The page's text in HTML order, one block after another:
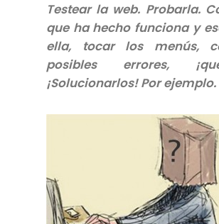
Testear la web. Probarla.
que ha hecho funciona y
ella, tocar los menús,
posibles errores,
¡Solucionarlos! Por ejemplo.